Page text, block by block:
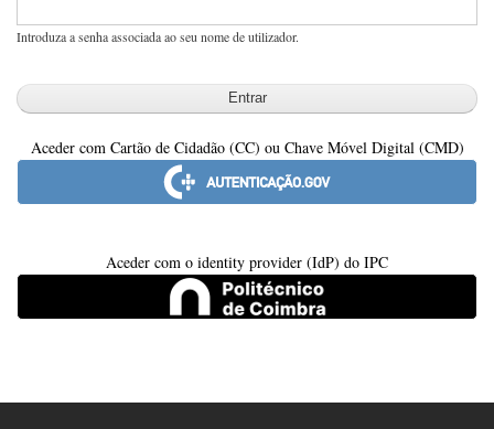
Introduza a senha associada ao seu nome de utilizador.
Aceder com Cartão de Cidadão (CC) ou Chave Móvel Digital (CMD)
Aceder com o identity provider (IdP) do IPC